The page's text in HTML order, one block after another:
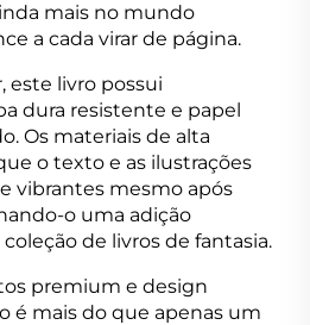
mais no mundo
a cada virar de página.
este livro possui
dura resistente e papel
Os materiais de alta
o texto e as ilustrações
vibrantes mesmo após
o uma adição
de livros de fantasia.
premium e design
é mais do que apenas um